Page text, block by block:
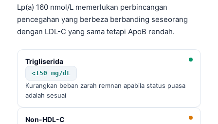
Lp(a) 160 nmol/L memerlukan perbincangan
pencegahan yang berbeza berbanding seseorang
dengan LDL-C yang sama tetapi ApoB rendah.
Trigliserida
<150 mg/dL
Kurangkan beban zarah remnan apabila status puasa
adalah sesuai
Non-HDL-C
Frysk
Norsk bokmål